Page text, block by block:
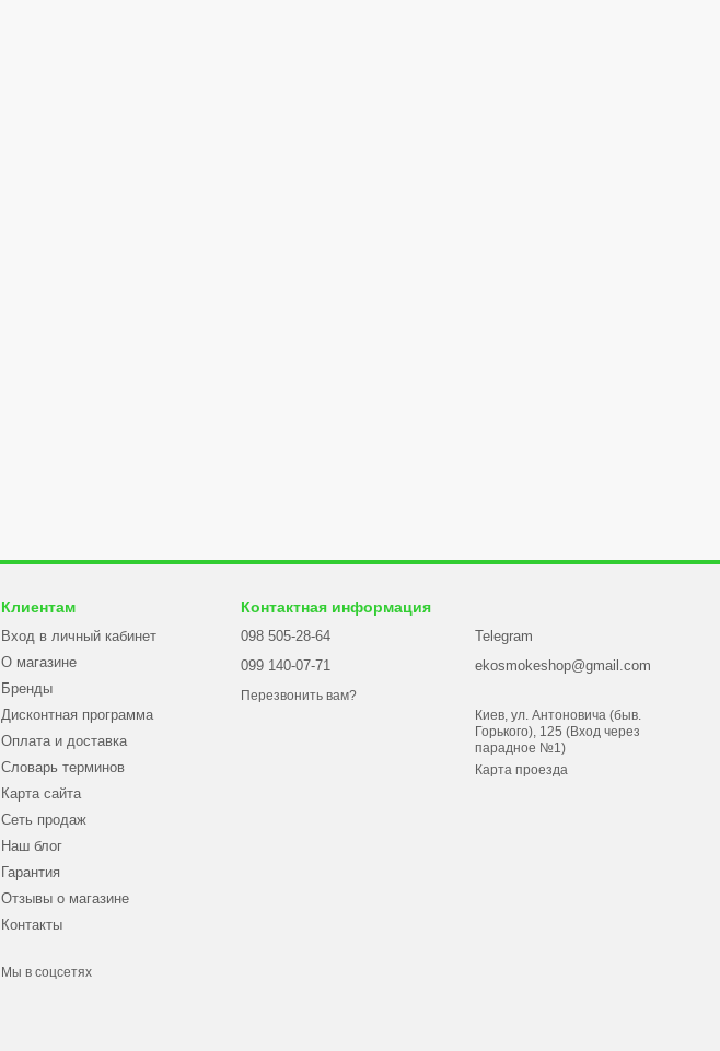
Клиентам
Вход в личный кабинет
О магазине
Бренды
Дисконтная программа
Оплата и доставка
Словарь терминов
Карта сайта
Сеть продаж
Наш блог
Гарантия
Отзывы о магазине
Контакты
Мы в соцсетях
Контактная информация
098 505-28-64
099 140-07-71
Перезвонить вам?
Telegram
ekosmokeshop@gmail.com
Киев, ул. Антоновича (быв.
Горького), 125 (Вход через
парадное №1)
Карта проезда